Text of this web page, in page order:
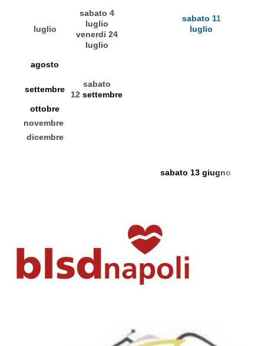
luglio
sabato 4
luglio
venerdi 24
luglio
sabato 11
luglio
agosto
settembre
sabato
12 settembre
ottobre
novembre
dicembre
sabato 13 giugno